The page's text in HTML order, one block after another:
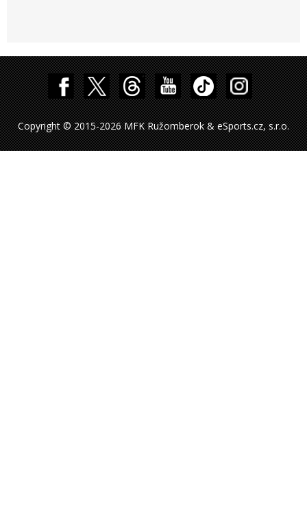
Copyright © 2015-2026 MFK Ružomberok & eSports.cz, s.r.o.